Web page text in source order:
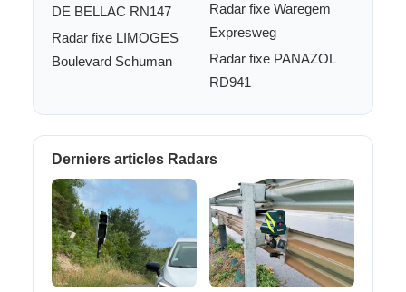
DE BELLAC RN147
Radar fixe LIMOGES
Boulevard Schuman
Radar fixe Waregem
Expresweg
Radar fixe PANAZOL
RD941
Derniers articles Radars